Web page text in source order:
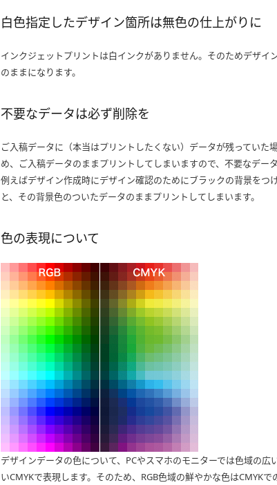
白色指定したデザイン箇所は無色の仕上がりに
インクジェットプリントは白インクがありません。そのためデザイ
のままになります。
不要なデータは必ず削除を
ご入稿データに（本当はプリントしたくない）データが残っていた
め、ご入稿データのままプリントしてしまいますので、不要なデー
例えばデザイン作成時にデザイン確認のためにブラックの背景をつ
と、その背景色のついたデータのままプリントしてしまいます。
色の表現について
デザインデータの色について、PCやスマホのモニターでは色域の
いCMYKで表現します。そのため、RGB色域の鮮やかな色はCMYK